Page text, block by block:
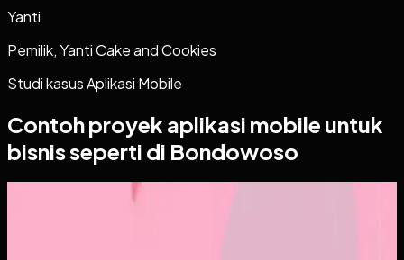
Yanti
Pemilik, Yanti Cake and Cookies
Studi kasusAplikasi Mobile
Contoh proyek aplikasi mobile untuk
bisnis seperti di Bondowoso